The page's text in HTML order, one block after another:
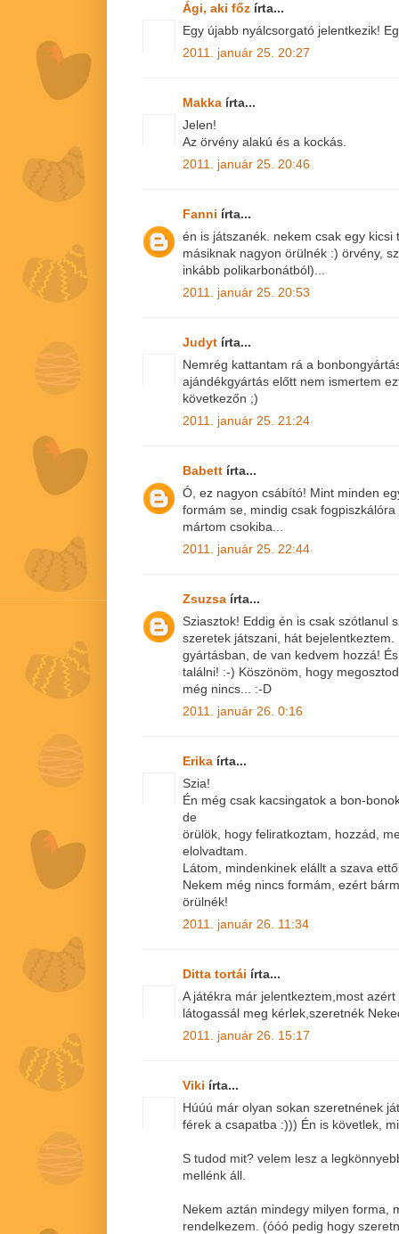
Ági, aki főz írta...
Egy újabb nyálcsorgató jelentkezik!
2011. január 25. 20:27
Makka írta...
Jelen!
Az örvény alakú és a kockás.
2011. január 25. 20:46
Fanni írta...
én is játszanék. nekem csak egy
másiknak nagyon örülnék :) örvény,
inkább polikarbonátból)...
2011. január 25. 20:53
Judyt írta...
Nemrég kattantam rá a
ajándékgyártás előtt nem ismertem
következőn ;)
2011. január 25. 21:24
Babett írta...
Ó, ez nagyon csábító! Mint minden
formám se, mindig csak
mártom csokiba...
2011. január 25. 22:44
Zsuzsa írta...
Sziasztok! Eddig én is csak szótlanul
szeretek játszani, hát
gyártásban, de van kedvem hozzá!
találni! :-) Köszönöm, hogy
még nincs... :-D
2011. január 26. 0:16
Erika írta...
Szia!
Én még csak kacsingatok a bon-
de
örülök, hogy feliratkoztam, hozzád,
elolvadtam.
Látom, mindenkinek elállt a szava
Nekem még nincs formám, ezért
örülnék!
2011. január 26. 11:34
Ditta tortái írta...
A játékra már jelentkeztem,most
látogassál meg kérlek,szeretnék
2011. január 26. 15:17
Viki írta...
Húúú már olyan sokan szeretnének
férek a csapatba :))) Én is követlek,
S tudod mit? velem lesz a
mellénk áll.
Nekem aztán mindegy milyen forma,
rendelkezem. (óóó pedig hogy